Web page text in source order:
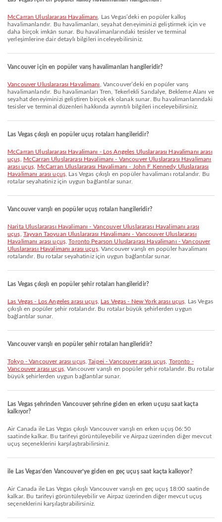
McCarran Uluslararası Havalimanı
, Las Vegas’deki en popüler kalkış
havalimanlarıdır. Bu havalimanları, seyahat deneyiminizi geliştirmek için ve
daha birçok imkân sunar. Bu havalimanlarındaki tesisler ve terminal
yerleşimlerine dair detaylı bilgileri inceleyebilirsiniz.
Vancouver için en popüler varış havalimanları hangileridir?
Vancouver Uluslararası Havalimanı
, Vancouver’deki en popüler varış
havalimanlarıdır. Bu havalimanları Tren, Tekerlekli Sandalye, Bekleme Alanı ve
seyahat deneyiminizi geliştiren birçok ek olanak sunar. Bu havalimanlarındaki
tesisler ve terminal düzenleri hakkında ayrıntılı bilgileri inceleyebilirsiniz.
Las Vegas çıkışlı en popüler uçuş rotaları hangileridir?
McCarran Uluslararası Havalimanı - Los Angeles Uluslararası Havalimanı arası
uçuş
McCarran Uluslararası Havalimanı - Vancouver Uluslararası Havalimanı
arası uçuş
McCarran Uluslararası Havalimanı - John F Kennedy Uluslararası
Havalimanı arası uçuş, Las Vegas çıkışlı en popüler havalimanı rotalarıdır. Bu
rotalar seyahatiniz için uygun bağlantılar sunar.
Vancouver varışlı en popüler uçuş rotaları hangileridir?
Narita Uluslararası Havalimanı - Vancouver Uluslararası Havalimanı arası
uçuş Tayvan Taoyuan Uluslararası Havalimanı - Vancouver Uluslararası
Havalimanı arası uçuş,Toronto Pearson Uluslararası Havalimanı - Vancouver
Uluslararası Havalimanı arası uçuş, Vancouver varışlı en popüler havalimanı
rotalarıdır. Bu rotalar seyahatiniz için uygun bağlantılar sunar.
Las Vegas çıkışlı en popüler şehir rotaları hangileridir?
Las Vegas - Los Angeles arası uçuş, Las Vegas - New York arası uçuş , Las Vegas
çıkışlı en popüler şehir rotalarıdır. Bu rotalar büyük şehirlerden uygun
bağlantılar sunar.
Vancouver varışlı en popüler şehir rotaları hangileridir?
Tokyo - Vancouver arası uçuş,Taipei - Vancouver arası uçuş Toronto -
Vancouver arası uçuş, Vancouver varışlı en popüler şehir rotalarıdır. Bu rotalar
büyük şehirlerden uygun bağlantılar sunar.
Las Vegas şehrinden Vancouver şehrine giden en erken uçuşu saat kaçta
kalkıyor?
Air Canada ile Las Vegas çıkışlı Vancouver varışlı en erken uçuş 06:50
saatinde kalkar. Bu tarifeyi görüntüleyebilir ve Airpaz üzerinden diğer mevcut
uçuş seçeneklerini karşılaştırabilirsiniz.
ile Las Vegas’den Vancouver’ye giden en geç uçuş saat kaçta kalkıyor?
Air Canada ile Las Vegas çıkışlı Vancouver varışlı en geç uçuş 18:00 saatinde
kalkar. Bu tarifeyi görüntüleyebilir ve Airpaz üzerinden diğer mevcut uçuş
seçeneklerini karşılaştırabilirsiniz.